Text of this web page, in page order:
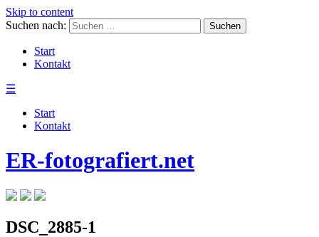
Skip to content
Suchen nach:
Start
Kontakt
☰
Start
Kontakt
ER-fotografiert.net
DSC_2885-1